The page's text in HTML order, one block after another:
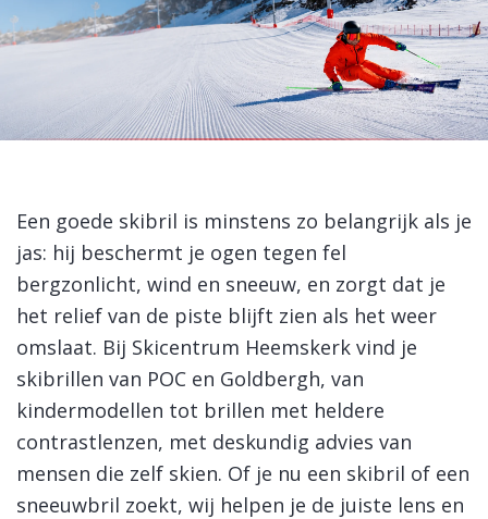
Onderhoud
Koopgidsen
Skibrillen
Een goede skibril is minstens zo belangrijk als je
jas: hij beschermt je ogen tegen fel
bergzonlicht, wind en sneeuw, en zorgt dat je
het relief van de piste blijft zien als het weer
omslaat. Bij Skicentrum Heemskerk vind je
skibrillen van POC en Goldbergh, van
kindermodellen tot brillen met heldere
contrastlenzen, met deskundig advies van
mensen die zelf skien. Of je nu een skibril of een
sneeuwbril zoekt, wij helpen je de juiste lens en